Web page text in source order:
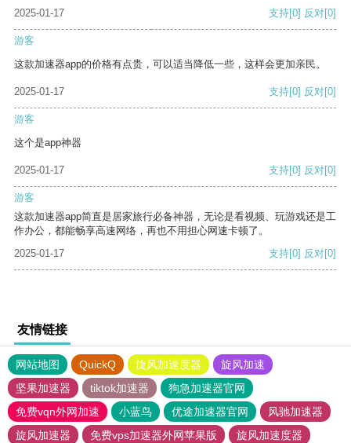
2025-01-17 支持[0] 反对[0]
游客
这款加速器app的价格有点贵，可以适当降低一些，这样会更加亲民。
2025-01-17 支持[0] 反对[0]
游客
这个是app神器
2025-01-17 支持[0] 反对[0]
游客
这款加速器app简直是居家旅行必备神器，无论是看视频、玩游戏还是工
作办公，都能畅享高速网络，再也不用担心网速卡顿了。
2025-01-17
支持[0] 反对[0]
友情链接
网站地图 QuickQ 旋风加速度器
旋风加速
坚果加速器
tiktok加速器
狗急加速器官网
免费vqn外网加速
小蓝鸟 优途加速器官网
风驰加速器
旋风加速器
免费vps加速器外网苹果版
旋风加速度器